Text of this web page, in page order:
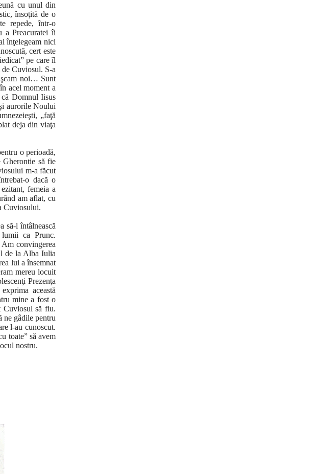
cu unul din
însoţită de o
repede, într-o
a Preacuratei îi
înţelegeam nici
cert este
pe care îl
Cuviosul. S-a
noi… Sunt
acel moment a
Domnul Iisus
aurorile Noului
„faţă
deja din viaţa
o perioadă,
Gherontie să fie
m-a făcut
o dacă o
femeia a
am aflat, cu
Cuviosului.
să-l întâlnească
ca Prunc.
convingerea
de la Alba Iulia
lui a însemnat
mereu locuit
Prezenţa
această
mine a fost o
Cuviosul să fiu.
ne gâdile pentru
l-au cunoscut.
toate” să avem
nostru.